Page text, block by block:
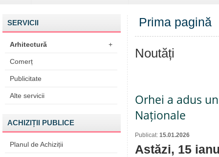
SERVICII
Arhitectură +
Comerț
Publicitate
Alte servicii
ACHIZIȚII PUBLICE
Planul de Achiziții
Prima pagină
Noutăți
Orhei a adus
Naționale
Publicat: 15.01.2026
Astăzi, 15